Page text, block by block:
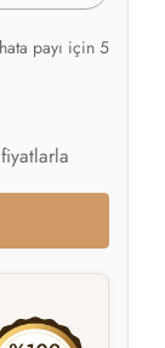
payı için 5